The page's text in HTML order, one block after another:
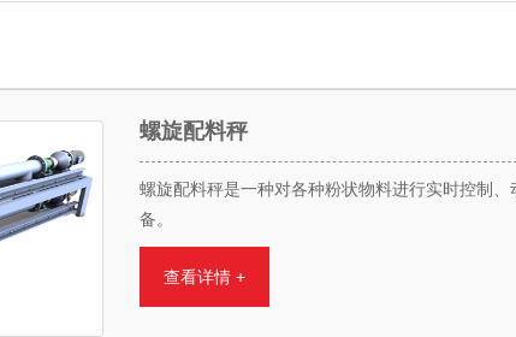
螺旋配料秤
螺旋配料秤是一种对各种粉状物料进行实时控制
备。
查看详情 +